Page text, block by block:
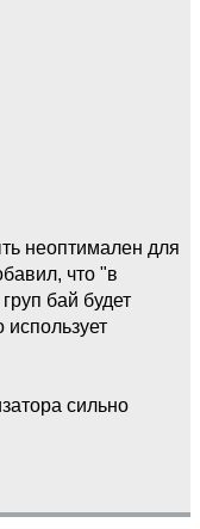
неоптимален для
что "в
бай будет
сильно